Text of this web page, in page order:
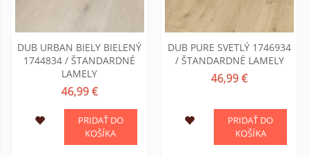
DUB URBAN BIELY BIELENÝ
1744834 / ŠTANDARDNÉ
LAMELY
46,99 €
PRIDAŤ DO
KOŠÍKA
DUB PURE SVETLÝ 1746934
/ ŠTANDARDNÉ LAMELY
46,99 €
PRIDAŤ DO
KOŠÍKA